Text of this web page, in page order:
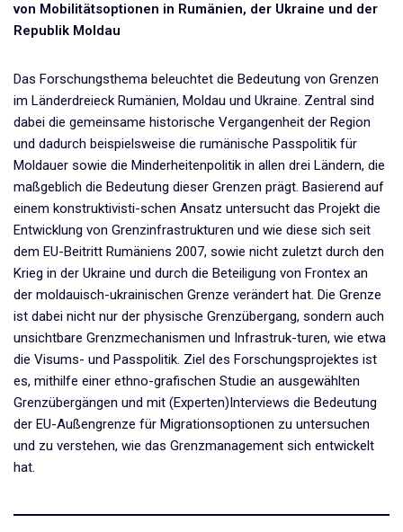
von Mobilitätsoptionen in Rumänien, der Ukraine und der
Republik Moldau
Das Forschungsthema beleuchtet die Bedeutung von Grenzen
im Länderdreieck Rumänien, Moldau und Ukraine. Zentral sind
dabei die gemeinsame historische Vergangenheit der Region
und dadurch beispielsweise die rumänische Passpolitik für
Moldauer sowie die Minderheitenpolitik in allen drei Ländern, die
maßgeblich die Bedeutung dieser Grenzen prägt. Basierend auf
einem konstruktivisti-schen Ansatz untersucht das Projekt die
Entwicklung von Grenzinfrastrukturen und wie diese sich seit
dem EU-Beitritt Rumäniens 2007, sowie nicht zuletzt durch den
Krieg in der Ukraine und durch die Beteiligung von Frontex an
der moldauisch-ukrainischen Grenze verändert hat. Die Grenze
ist dabei nicht nur der physische Grenzübergang, sondern auch
unsichtbare Grenzmechanismen und Infrastruk-turen, wie etwa
die Visums- und Passpolitik. Ziel des Forschungsprojektes ist
es, mithilfe einer ethno-grafischen Studie an ausgewählten
Grenzübergängen und mit (Experten)Interviews die Bedeutung
der EU-Außengrenze für Migrationsoptionen zu untersuchen
und zu verstehen, wie das Grenzmanagement sich entwickelt
hat.